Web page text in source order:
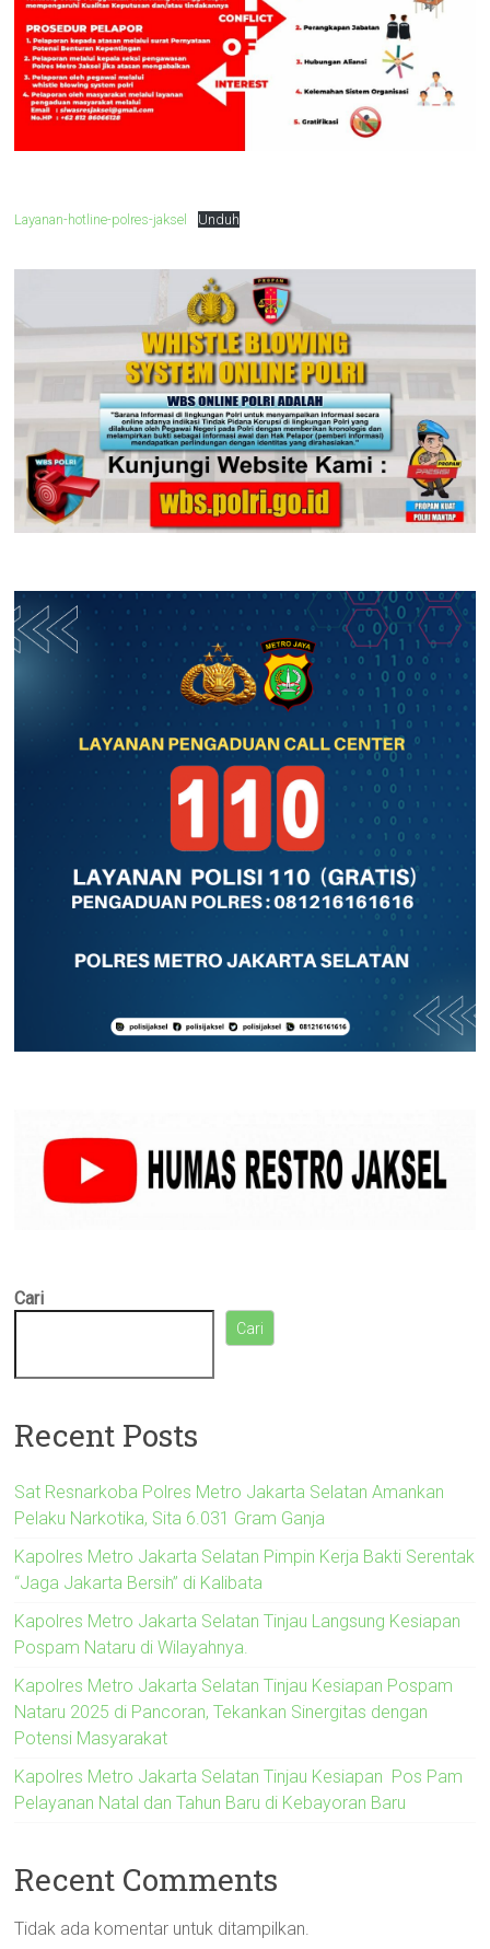
Layanan-hotline-polres-jaksel Unduh
Cari
Cari
Recent Posts
Sat Resnarkoba Polres Metro Jakarta Selatan Amankan
Pelaku Narkotika, Sita 6.031 Gram Ganja
Kapolres Metro Jakarta Selatan Pimpin Kerja Bakti Serentak
“Jaga Jakarta Bersih” di Kalibata
Kapolres Metro Jakarta Selatan Tinjau Langsung Kesiapan
Pospam Nataru di Wilayahnya.
Kapolres Metro Jakarta Selatan Tinjau Kesiapan Pospam
Nataru 2025 di Pancoran, Tekankan Sinergitas dengan
Potensi Masyarakat
Kapolres Metro Jakarta Selatan Tinjau Kesiapan Pos Pam
Pelayanan Natal dan Tahun Baru di Kebayoran Baru
Recent Comments
Tidak ada komentar untuk ditampilkan.